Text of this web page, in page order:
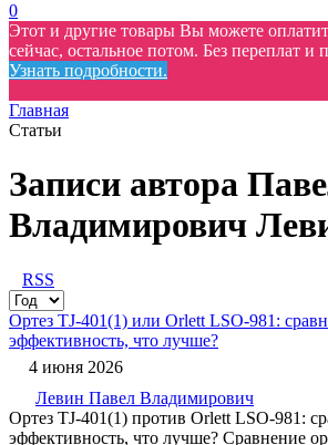
0
Этот и другие товары Вы можете
сейчас, остальное потом. Без переплат и
Узнать подробности.
Главная
Статьи
Записи автора
Владимирович
RSS
Ортез TJ-401(1) или Orlett LSO-981:
эффективность, что лучше?
4 июня 2026
Левин Павел Владимирович
Ортез TJ-401(1) против Orlett LSO-981:
эффективность, что лучше? Сравнение